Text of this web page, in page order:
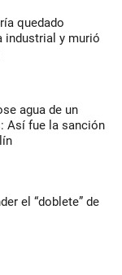
quedado
industrial y murió
agua de un
Así fue la sanción
el “doblete” de